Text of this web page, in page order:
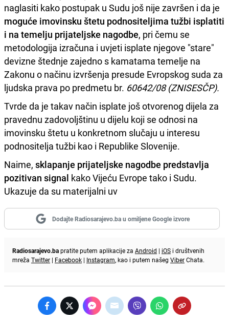
naglasiti kako postupak u Sudu još nije završen i da je
moguće imovinsku štetu podnositeljima tužbi isplatiti
i na temelju prijateljske nagodbe, pri čemu se
metodologija izračuna i uvjeti isplate njegove "stare"
devizne štednje zajedno s kamatama temelje na
Zakonu o načinu izvršenja presude Evropskog suda za
ljudska prava po predmetu br. 60642/08 (ZNISESČP).
Tvrde da je takav način isplate još otvorenog dijela za
pravednu zadovoljštinu u dijelu koji se odnosi na
imovinsku štetu u konkretnom slučaju u interesu
podnositelja tužbi kao i Republike Slovenije.
Naime, sklapanje prijateljske nagodbe predstavlja
pozitivan signal kako Vijeću Evrope tako i Sudu.
Ukazuje da su materijalni uv
Dodajte Radiosarajevo.ba u omiljene Google izvore
Radiosarajevo.bapratite putem aplikacije za Android | iOS i društvenih
mreža Twitter | Facebook | Instagram, kao i putem našeg ViberChata.